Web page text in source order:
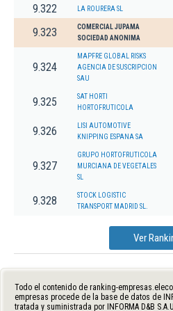
9.322 LA ROURERA SL
9.323
COMERCIAL JUPAMA
SOCIEDAD ANONIMA
9.324
MAPFRE GLOBAL RISKS
AGENCIA DE SUSCRIPCION
SAU
9.325
SAT HORTI
HORTOFRUTICOLA
9.326
LISI AUTOMOTIVE
KNIPPING ESPANA SA
9.327
GRUPO HORTOFRUTICOLA
MURCIANA DE VEGETALES
SL
9.328
STOCK LOGISTIC
TRANSPORT MADRID SL.
Ver
Todo el contenido de ranking-
empresas procede de la base de datos de
tratada y suministrada por INFORMA D&B